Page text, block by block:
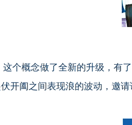
个概念做了全新的升级，有
开阖之间表现浪的波动，邀